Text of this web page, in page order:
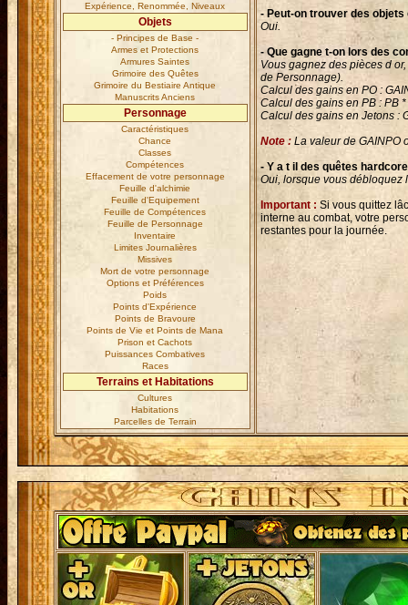
Expérience, Renommée, Niveaux
Objets
- Principes de Base -
Armes et Protections
Armures Saintes
Grimoire des Quêtes
Grimoire du Bestiaire Antique
Manuscrits Anciens
Personnage
Caractéristiques
Chance
Classes
Compétences
Effacement de votre personnage
Feuille d'alchimie
Feuille d'Equipement
Feuille de Compétences
Feuille de Personnage
Inventaire
Limites Journalières
Missives
Mort de votre personnage
Options et Préférences
Poids
Points d'Expérience
Points de Bravoure
Points de Vie et Points de Mana
Prison et Cachots
Puissances Combatives
Races
Terrains et Habitations
Cultures
Habitations
Parcelles de Terrain
- Peut-on trouver des objets
Oui.
- Que gagne t-on lors des
Vous gagnez des pièces d
de Personnage).
Calcul des gains en PO :
Calcul des gains en PB : PB
Calcul des gains en Jetons :
Note : La valeur de GAINPO
- Y a t il des quêtes
Oui, lorsque vous débloquez
Important : Si vous quittez
interne au combat, votre
restantes pour la journée.